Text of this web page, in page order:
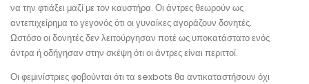
να την φτιάξει μαζί με τον καυστήρα. Οι άντρες θεωρούν ως
αντεπιχείρημα το γεγονός ότι οι γυναίκες αγοράζουν δονητές.
Ωστόσο οι δονητές δεν λειτούργησαν ποτέ ως υποκατάστατο ενός
άντρα ή οδήγησαν στην σκέψη ότι οι άντρες είναι περιττοί.
Οι φεμινίστριες φοβούνται ότι τα sexbots θα αντικαταστήσουν όχι